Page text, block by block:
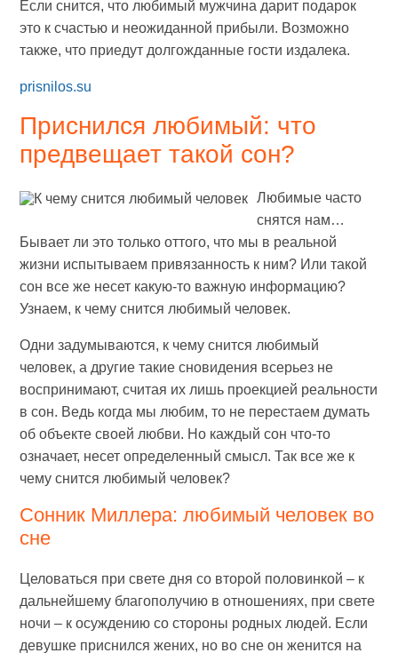
Если снится, что любимый мужчина дарит подарок
это к счастью и неожиданной прибыли. Возможно
также, что приедут долгожданные гости издалека.
prisnilos.su
Приснился любимый: что
предвещает такой сон?
Любимые часто
снятся нам…
Бывает ли это только оттого, что мы в реальной
жизни испытываем привязанность к ним? Или такой
сон все же несет какую-то важную информацию?
Узнаем, к чему снится любимый человек.
Одни задумываются, к чему снится любимый
человек, а другие такие сновидения всерьез не
воспринимают, считая их лишь проекцией реальности
в сон. Ведь когда мы любим, то не перестаем думать
об объекте своей любви. Но каждый сон что-то
означает, несет определенный смысл. Так все же к
чему снится любимый человек?
Сонник Миллера: любимый человек во
сне
Целоваться при свете дня со второй половинкой – к
дальнейшему благополучию в отношениях, при свете
ночи – к осуждению со стороны родных людей. Если
девушке приснился жених, но во сне он женится на